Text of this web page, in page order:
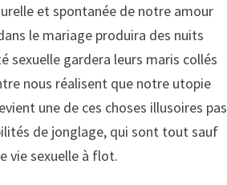
et spontanée de notre amour
le mariage produira des nuits
sexuelle gardera leurs maris collés
nous réalisent que notre utopie
une de ces choses illusoires pas
de jonglage, qui sont tout sauf
vie sexuelle à flot.